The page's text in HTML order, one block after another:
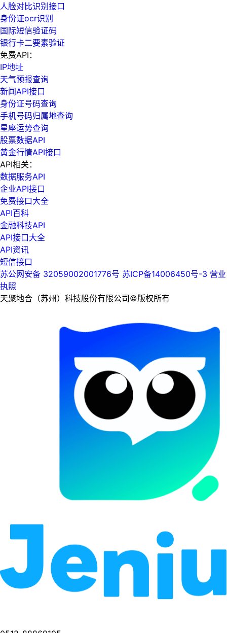
人脸对比识别接口
身份证ocr识别
国际短信验证码
银行卡二要素验证
免费API：
IP地址
天气预报查询
新闻API接口
身份证号码查询
手机号码归属地查询
星座运势查询
股票数据API
黄金行情API接口
API相关：
数据服务API
企业API接口
免费接口大全
API百科
金融科技API
API接口大全
API资讯
短信接口
苏公网安备 32059002001776号 苏ICP备14006450号-3 营业
执照
天聚地合（苏州）科技股份有限公司©版权所有